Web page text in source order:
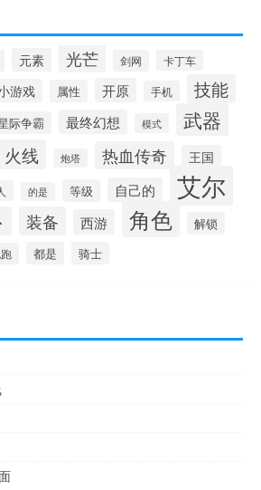
元素 光芒 剑网 卡丁车
游戏 属性 开原 手机
技能
际争霸 最终幻想 模式 武器
火线 炮塔 热血传奇 王国
的是 等级 自己的 艾尔
装备 西游 角色 解锁
都是 骑士